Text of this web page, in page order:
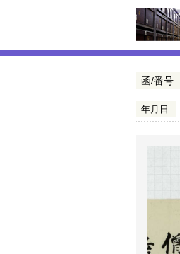
函/番号
年月日